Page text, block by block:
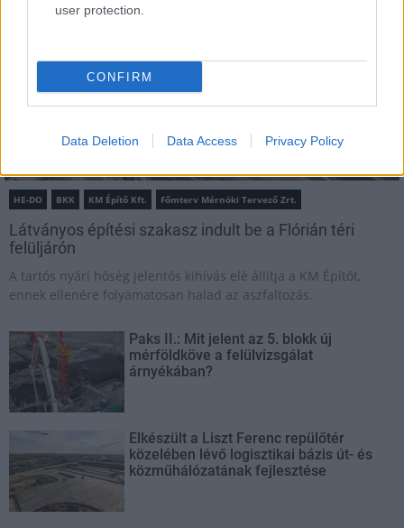
user protection.
CONFIRM
Data Deletion Data Access Privacy Policy
HE-DO BKK KM Építő Kft. Főmterv Mérnöki Tervező Zrt.
Látványos építési szakasz indult be a Flórián téri
felüljárón
A tartós nyári hőség jelentős kihívás elé állítja a KM Építőt,
ennek ellenére folyamatosan halad az aszfaltozás.
Paks II.: Mit jelent az 5. blokk új
mérföldköve a felülvizsgálat
árnyékában?
Elkészült a Liszt Ferenc repülőtér
közelében lévő logisztikai bázis út- és
közműhálózatának fejlesztése